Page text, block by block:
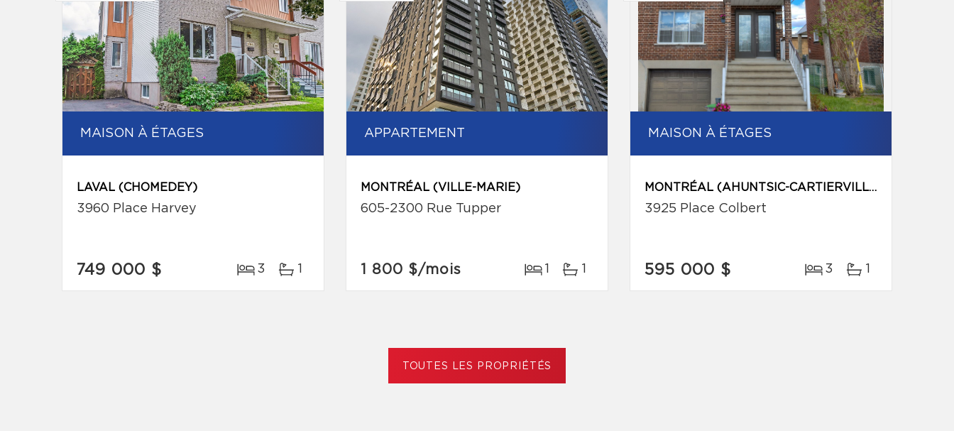
MAISON À ÉTAGES
LAVAL (CHOMEDEY)
3960 Place Harvey
749 000 $ 3 1
APPARTEMENT
MONTRÉAL (VILLE-MARIE)
605-2300 Rue Tupper
1 800 $/mois 1 1
MAISON À ÉTAGES
MONTRÉAL (AHUNTSIC-CARTIERVILLE)
3925 Place Colbert
595 000 $ 3 1
TOUTES LES PROPRIÉTÉS